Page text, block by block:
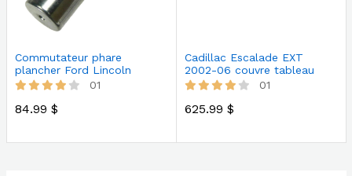
Commutateur phare
plancher Ford Lincoln
haute intensité01
84.99 $
Cadillac Escalade EXT
2002-06 couvre tableau
18-216LL
01
625.99 $